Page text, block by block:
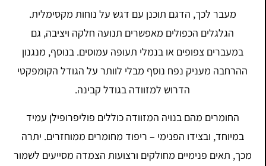
מעבר לכך, הדגם תוכנן עם דגש על נוחות מקסימלית.
הגלגלים הכפולים מאפשרים תנועה חלקה ויציבה, גם
במעברים צפופים או בנמלי תעופה עמוסים. בנוסף, מנגנון
ההרחבה מעניק נפח נוסף מבלי לוותר על הגודל הקומפקטי
הדרוש למזוודה בגודל קבינה.
החומרים מהם בנויה המזוודה כוללים פוליפרופילן עמיד
במיוחד, ובצידו הפנימי – ריפוד מחומרים ממוחזרים. יתרה
מכך, תאים פנימיים מחולקים ורצועות הצמדה מסייעים לשמור